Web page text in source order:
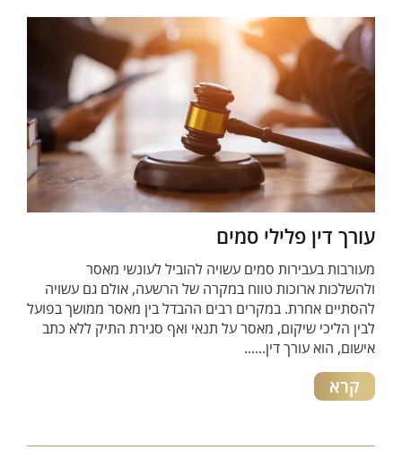
עורך דין פלילי סמים
מעורבות בעבירות סמים עשויה להוביל לעונשי מאסר
ולהשלכות ארוכות טווח במקרה של הרשעה, אולם גם עשויה
להסתיים אחרת. במקרים רבים ההבדל בין מאסר ממושך בפועל
לבין הליכי שיקום, מאסר על תנאי ואף סגירת התיק ללא כתב
אישום, הוא עורך דין......
קרא